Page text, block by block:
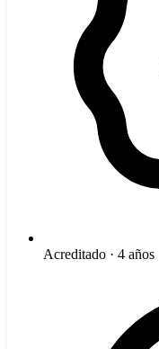
Acreditado · 4 años